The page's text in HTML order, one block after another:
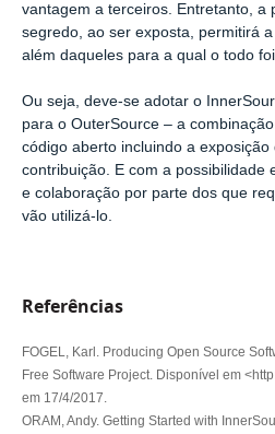
vantagem a terceiros. Entretanto, a
segredo, ao ser exposta, permitirá
além daqueles para a qual o todo
Ou seja, deve-se adotar o
para o OuterSource – a
código aberto incluindo a exposição
contribuição. E com a possibilidade
e colaboração por parte dos que
vão utilizá-lo.
Referências
FOGEL, Karl. Producing Open Source
Free Software Project. Disponível em
em 17/4/2017.
ORAM, Andy. Getting Started with